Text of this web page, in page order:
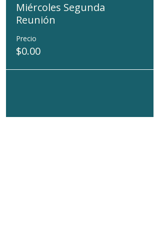
Miércoles Segunda
Reunión
Precio
$0.00